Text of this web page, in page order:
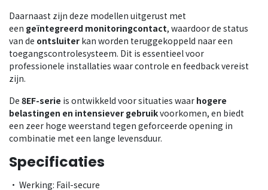
Daarnaast zijn deze modellen uitgerust met
een geïntegreerd monitoringcontact, waardoor de status
van de ontsluiter kan worden teruggekoppeld naar een
toegangscontrolesysteem. Dit is essentieel voor
professionele installaties waar controle en feedback vereist
zijn.
De 8EF-serie is ontwikkeld voor situaties waar hogere
belastingen en intensiever gebruikvoorkomen, en biedt
een zeer hoge weerstand tegen geforceerde opening in
combinatie met een lange levensduur.
Specificaties
• Werking: Fail-secure